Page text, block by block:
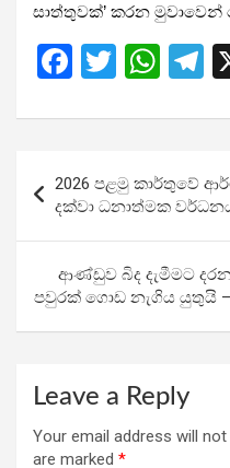
සාත්තුවක්’ කරන මුවාවෙන්
F
ce
b
o
o
k
T
tt
er
W
at
s
A
p
p
T
e
a
navigation
2026 පළමු කාර්තුවේ
දක්වා ධනාත්මක
ආණ්ඩුව බිද දැමීමට
පවුරක් ගොඩ නැගිය යුතුයි
Leave a Reply
Your email address will not
are marked *